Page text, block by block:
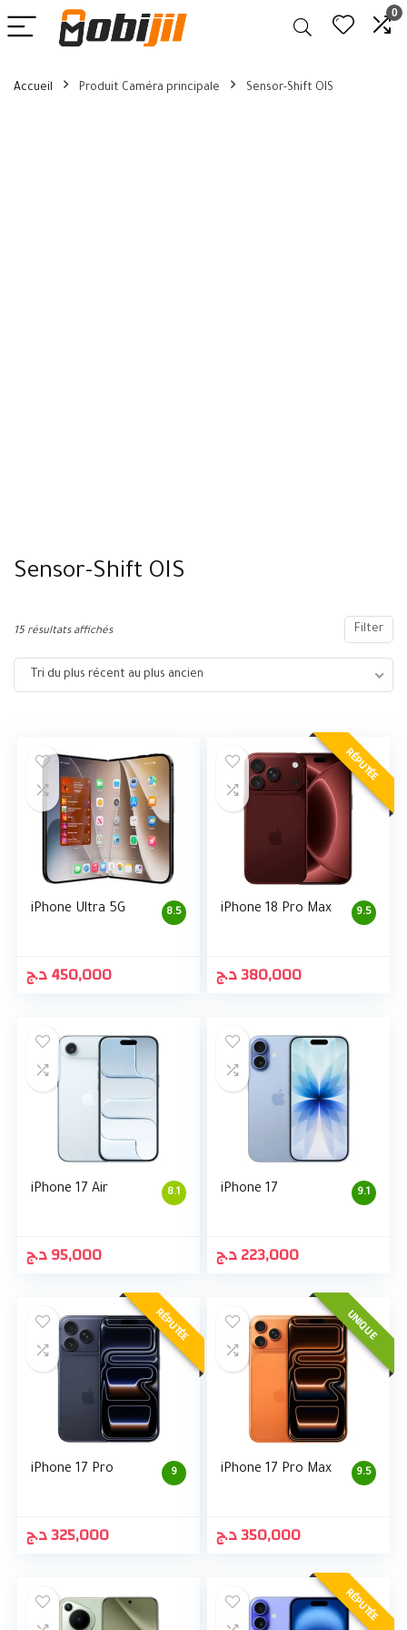
0
Accueil Produit Caméra principale Sensor-Shift OIS
Sensor-Shift OIS
Filter
15 résultats affichés
Tri du plus récent au plus ancien
8.5
iPhone Ultra 5G
450,000د.ج
RÉPUTÉE
9.5
iPhone 18 Pro Max
380,000د.ج
8.1
iPhone 17 Air
95,000د.ج
9.1
iPhone 17
223,000د.ج
RÉPUTÉE
9
iPhone 17 Pro
325,000د.ج
UNIQUE
9.5
iPhone 17 Pro Max
350,000د.ج
RÉPUTÉE